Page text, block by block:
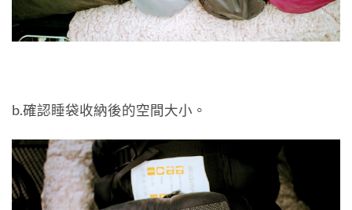
b.確認睡袋收納後的空間大小。